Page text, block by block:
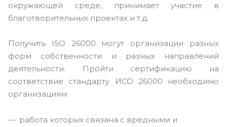
окружающей среде, принимает участие в
благотворительных проектах и т.д.
Получить ISO 26000 могут организации разных
форм собственности и разных направлений
деятельности. Пройти сертификацию на
соответствие стандарту ИСО 26000 необходимо
организациям:
работа которых связана с вредными и